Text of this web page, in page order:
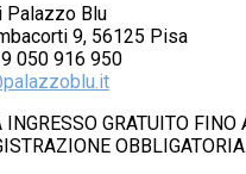
Palazzo Blu
9, 56125 Pisa
050 916 950
GRATUITO FINO
OBBLIGATORIA.